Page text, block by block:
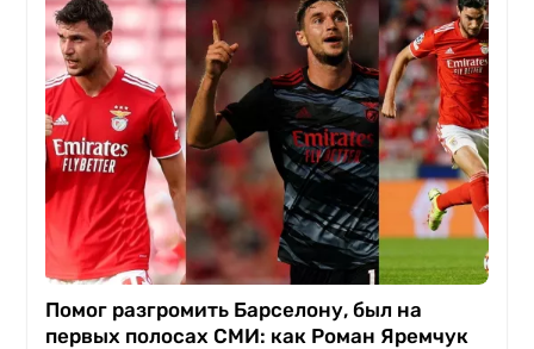
Помог разгромить Барселону, был на
первых полосах СМИ: как Роман Яремчук